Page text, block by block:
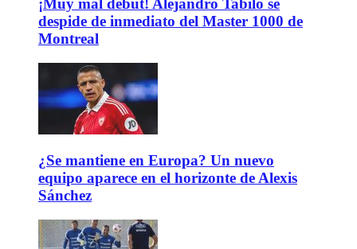
¡Muy mal debut! Alejandro Tabilo se
despide de inmediato del Master 1000 de
Montreal
¿Se mantiene en Europa? Un nuevo
equipo aparece en el horizonte de Alexis
Sánchez